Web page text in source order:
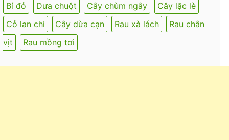
Bí đỏ
Dưa chuột Cây chùm ngây
Cây lặc lè
Cỏ lan chi
Cây dừa cạn Rau xà lách
Rau chân
vịt
Rau mồng tơi